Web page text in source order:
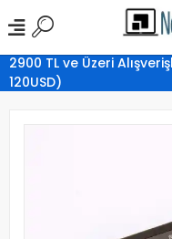
2900 TL ve Üzeri
120USD)